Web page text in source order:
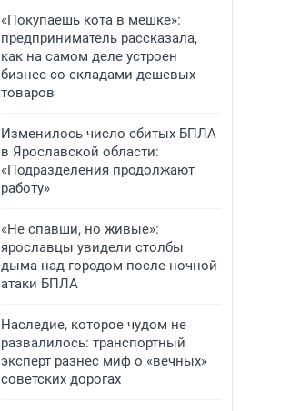
«Покупаешь кота в мешке»:
предприниматель рассказала,
как на самом деле устроен
бизнес со складами дешевых
товаров
Изменилось число сбитых БПЛА
в Ярославской области:
«Подразделения продолжают
работу»
«Не спавши, но живые»:
ярославцы увидели столбы
дыма над городом после ночной
атаки БПЛА
Наследие, которое чудом не
развалилось: транспортный
эксперт разнес миф о «вечных»
советских дорогах